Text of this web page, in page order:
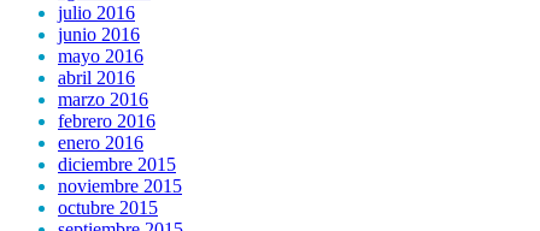
julio 2016
junio 2016
mayo 2016
abril 2016
marzo 2016
febrero 2016
enero 2016
diciembre 2015
noviembre 2015
octubre 2015